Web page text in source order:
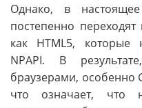
Однако, в
постепенно
как HTML5, которые
NPAPI. В
браузерами, особенно
что означает, что